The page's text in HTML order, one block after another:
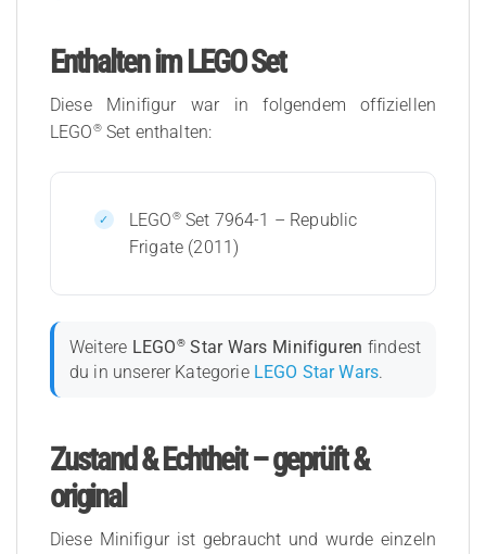
Enthalten im LEGO Set
Diese Minifigur war in folgendem offiziellen
LEGO®Set enthalten:
LEGO®Set 7964-1 – Republic
Frigate (2011)
Weitere LEGO®Star Wars Minifiguren findest
du in unserer Kategorie LEGO Star Wars.
Zustand & Echtheit – geprüft &
original
Diese Minifigur ist gebraucht und wurde einzeln